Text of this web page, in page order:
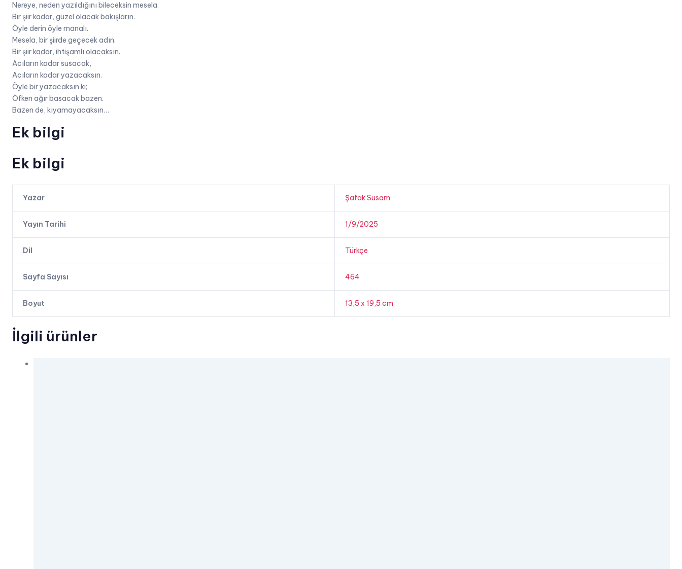
Nereye, neden yazıldığını bileceksin mesela.
Bir şiir kadar, güzel olacak bakışların.
Öyle derin öyle manalı.
Mesela, bir şiirde geçecek adın.
Bir şiir kadar, ihtişamlı olacaksın.
Acıların kadar susacak,
Acıların kadar yazacaksın.
Öyle bir yazacaksın ki;
Öfken ağır basacak bazen.
Bazen de, kıyamayacaksın…
Ek bilgi
Ek bilgi
Yazar Şafak Susam
Yayın Tarihi 1/9/2025
Dil Türkçe
Sayfa Sayısı 464
Boyut 13,5 x 19,5 cm
İlgili ürünler